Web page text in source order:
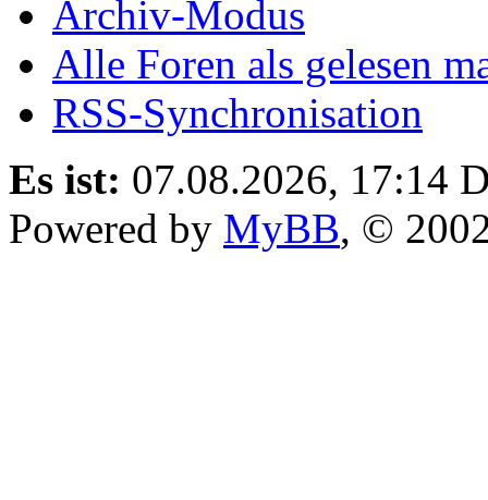
Archiv-Modus
Alle Foren als gelesen
RSS-Synchronisation
Es ist: 07.08.2026, 17:14
Powered by MyBB, ©